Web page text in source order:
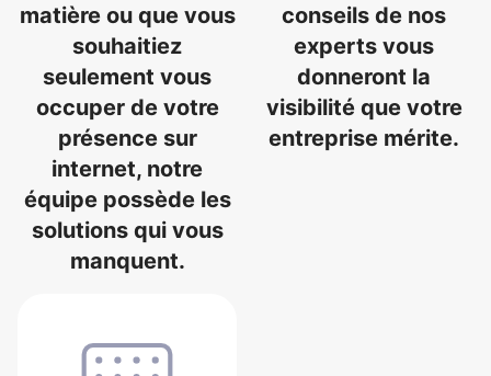
matière ou que vous
souhaitiez
seulement vous
occuper de votre
présence sur
internet, notre
équipe possède les
solutions qui vous
manquent.
conseils de nos
experts vous
donneront la
visibilité que votre
entreprise mérite.